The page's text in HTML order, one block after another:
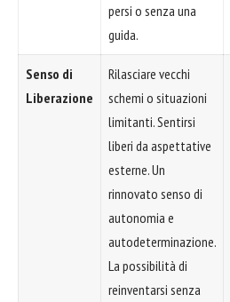
persi o senza una
guida.
Senso di
Liberazione
Rilasciare vecchi
schemi o situazioni
limitanti. Sentirsi
liberi da aspettative
esterne. Un
rinnovato senso di
autonomia e
autodeterminazione.
La possibilità di
reinventarsi senza